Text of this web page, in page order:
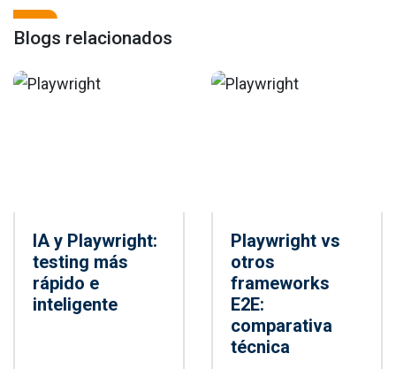
Blogs relacionados
IA y Playwright:
testing más
rápido e
inteligente
Playwright vs
otros
frameworks
E2E:
comparativa
técnica